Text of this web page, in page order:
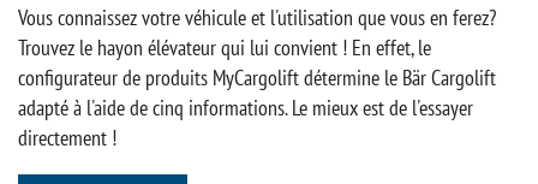
Vous connaissez votre véhicule et l'utilisation que vous en ferez?
Trouvez le hayon élévateur qui lui convient ! En effet, le
configurateur de produits MyCargolift détermine le Bär Cargolift
adapté à l'aide de cinq informations. Le mieux est de l'essayer
directement !